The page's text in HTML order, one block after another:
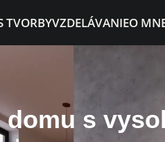
TVORBYVZDELÁVANIEO
s